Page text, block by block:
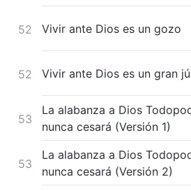
52 Vivir ante Dios es un gozo
52 Vivir ante Dios es un gran
53
La alabanza a Dios
nunca cesará (Versión 1)
53
La alabanza a Dios
nunca cesará (Versión 2)